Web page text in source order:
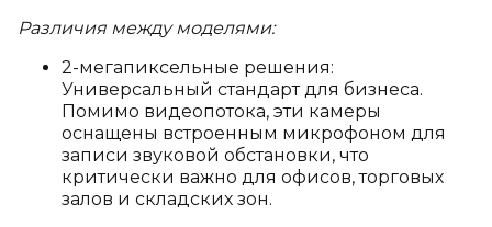
Различия между моделями:
2-мегапиксельные решения:
Универсальный стандарт для бизнеса.
Помимо видеопотока, эти камеры
оснащены встроенным микрофоном для
записи звуковой обстановки, что
критически важно для офисов, торговых
залов и складских зон.